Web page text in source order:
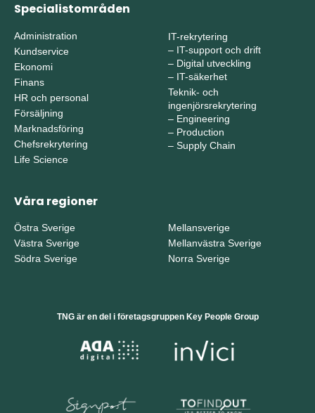
Specialistområden
Administration
Kundservice
Ekonomi
Finans
HR och personal
Försäljning
Marknadsföring
Chefsrekrytering
Life Science
IT-rekrytering
– IT-support och drift
– Digital utveckling
– IT-säkerhet
Teknik- och
ingenjörsrekrytering
– Engineering
– Production
– Supply Chain
Våra regioner
Östra Sverige
Västra Sverige
Södra Sverige
Mellansverige
Mellanvästra Sverige
Norra Sverige
TNG är en del i företagsgruppen Key People Group